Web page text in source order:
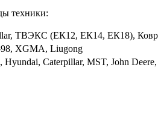
техники:
ТВЭКС (ЕК12, ЕК14, ЕК18),
XGMA, Liugong
Caterpillar, MST, John Deere,